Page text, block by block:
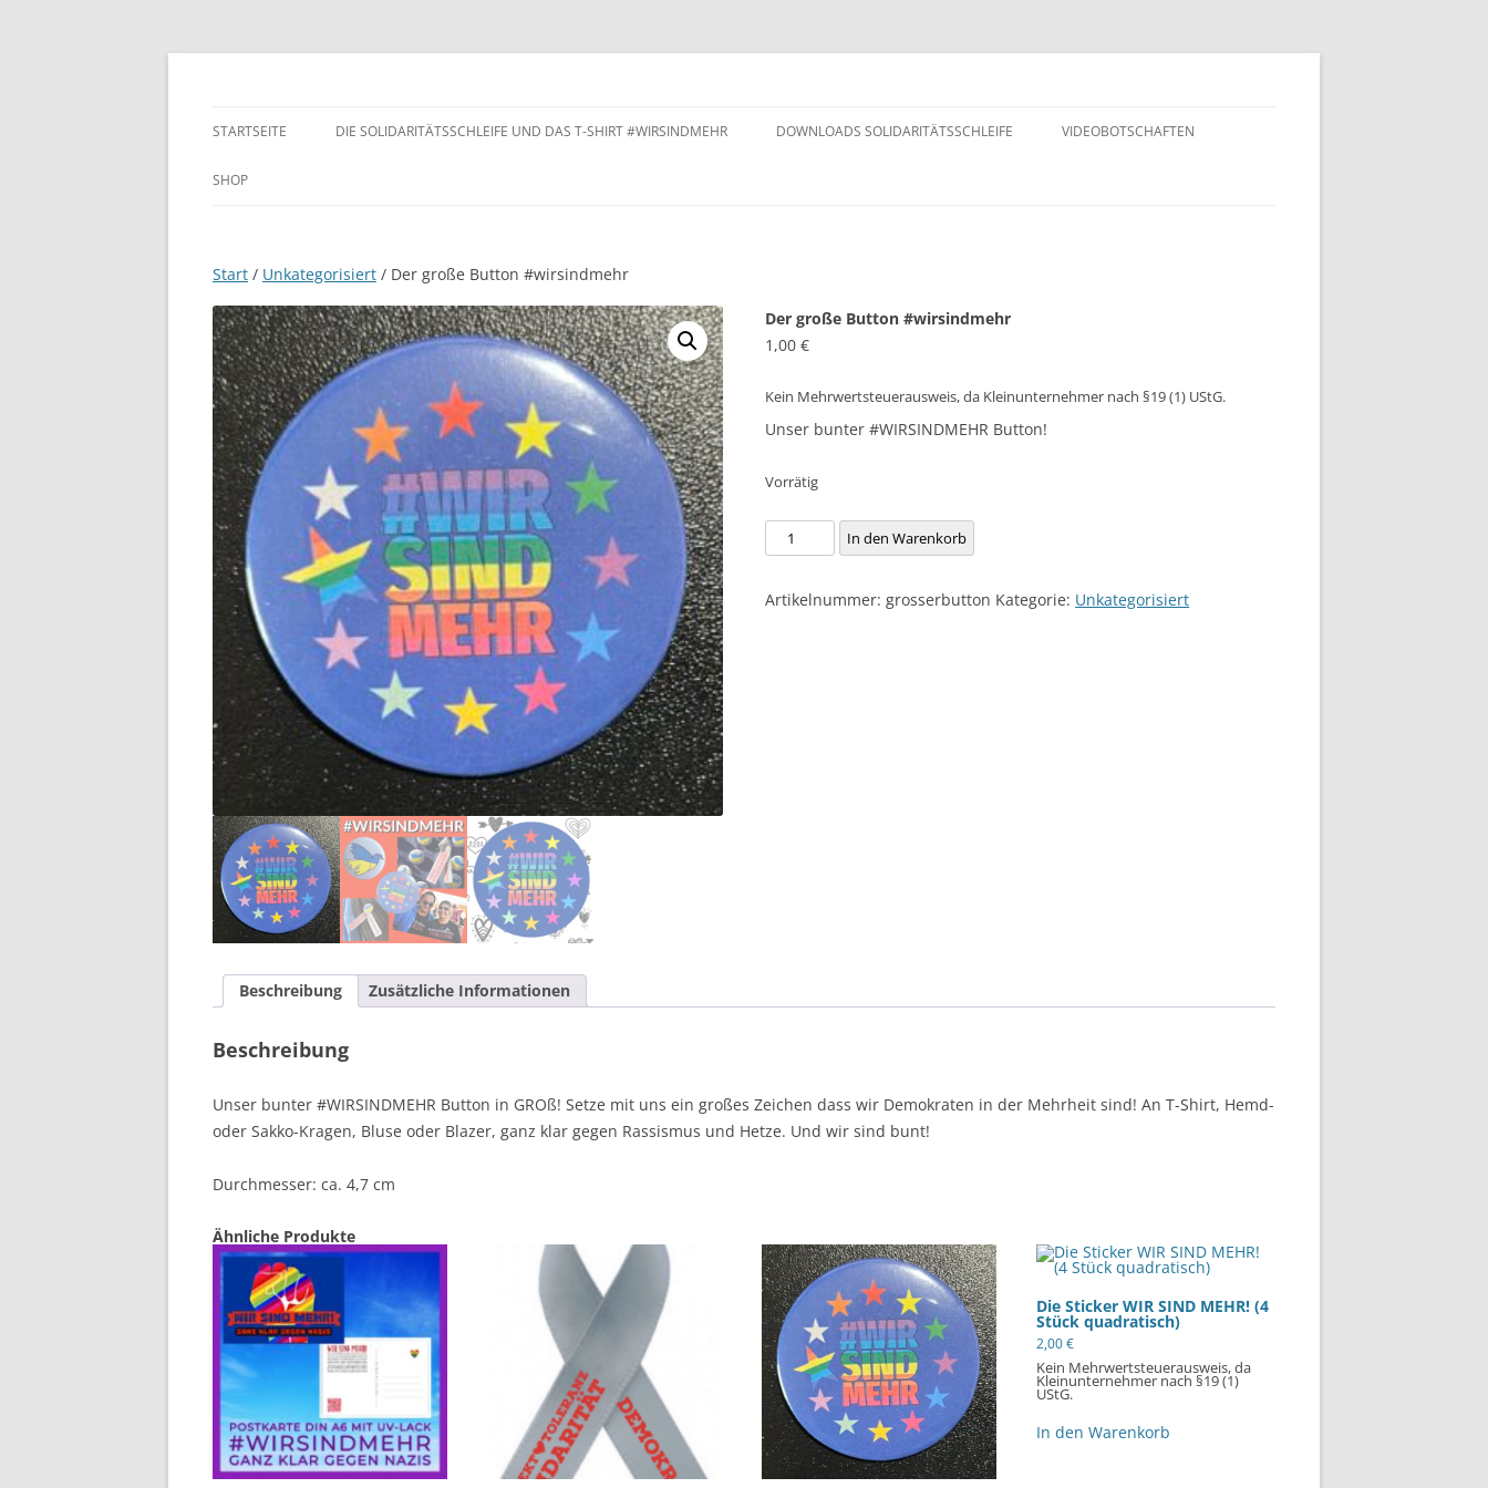
Zum
STARTSEITE DIE SOLIDARITÄTSSCHLEIFE UND DAS T-SHIRT #WIRSINDMEHR DOWNLOADS SOLIDARITÄTSSCHLEIFE VIDEOBOTSCHAFTEN
SHOP
Start / Unkategorisiert / Der große Button #wirsindmehr
Der große Button #wirsindmehr
1,00€
Kein Mehrwertsteuerausweis, da Kleinunternehmer nach §19 (1) UStG.
Unser bunter #WIRSINDMEHR Button!
Vorrätig
Der
große
#wirsindmehr
In den Warenkorb
Artikelnummer:grosserbutton Kategorie: Unkategorisiert
Beschreibung Zusätzliche Informationen
Beschreibung
Unser bunter #WIRSINDMEHR Button in GROß! Setze mit uns ein großes Zeichen dass wir Demokraten in der Mehrheit sind! An T-Shirt, Hemd-
oder Sakko-Kragen, Bluse oder Blazer, ganz klar gegen Rassismus und Hetze. Und wir sind bunt!
Durchmesser: ca. 4,7 cm
Ähnliche Produkte
Die Sticker WIR SIND MEHR! (4
Stück quadratisch)
2,00€
Kein Mehrwertsteuerausweis, da
Kleinunternehmer nach §19 (1)
UStG.
In den Warenkorb